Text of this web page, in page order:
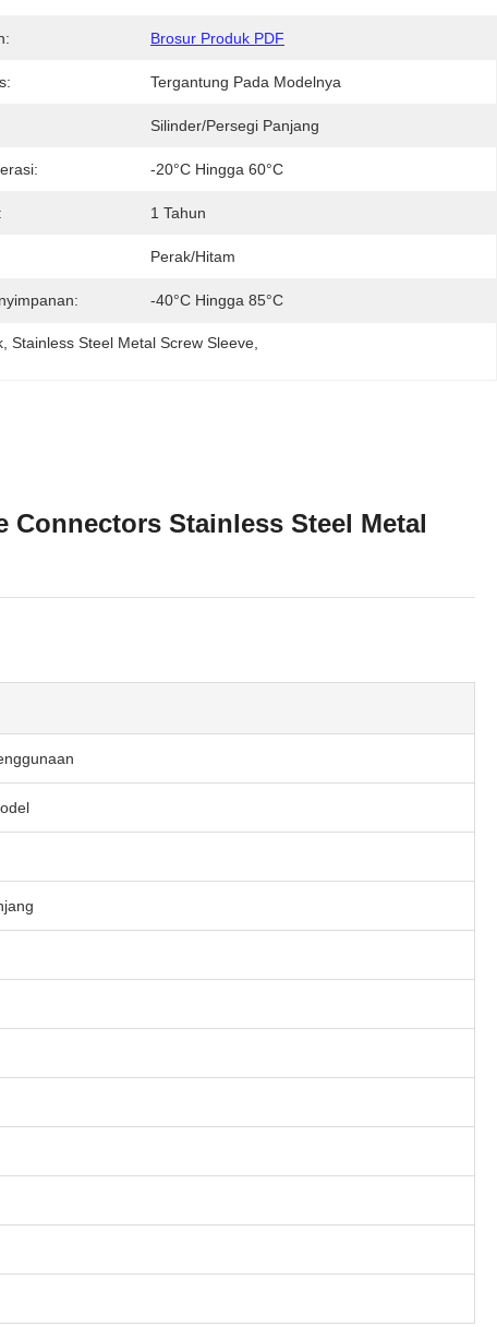
Brosur Produk PDF
Tergantung Pada Modelnya
Silinder/Persegi Panjang
-20°C Hingga 60°C
1 Tahun
Perak/Hitam
-40°C Hingga 85°C
Stainless Steel Metal Screw Sleeve
Connectors Stainless Steel Metal